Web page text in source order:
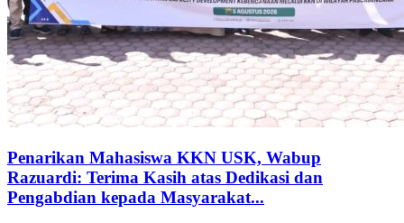
Penarikan Mahasiswa KKN USK, Wabup
Razuardi: Terima Kasih atas Dedikasi dan
Pengabdian kepada Masyarakat...